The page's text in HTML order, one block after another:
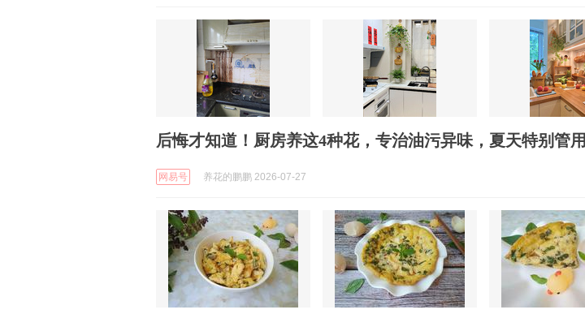
后悔才知道！厨房养这4种花，专治油污异味，夏天特别管用
网易号 养花的鹏鹏 2026-07-27